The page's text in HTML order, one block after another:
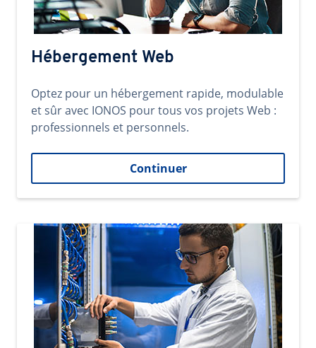
Hébergement Web
Optez pour un hébergement rapide, modulable
et sûr avec IONOS pour tous vos projets Web :
professionnels et personnels.
Continuer